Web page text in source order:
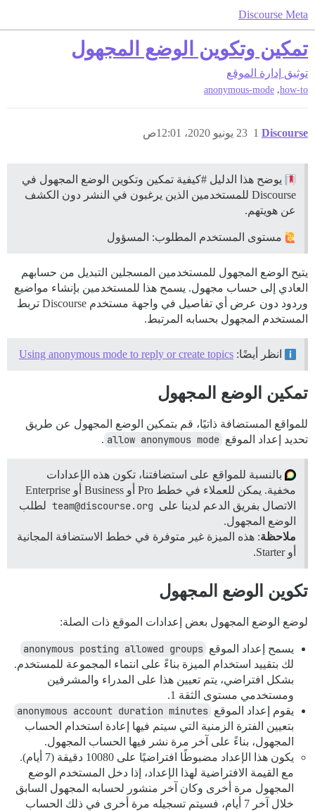
Discourse Meta
تمكين وتكوين الوضع المجهول
توثيق إدارة الموقع
how-to
,
anonymous-mode
Discourse 23 يونيو 2020، 12:01ص 1
يوضح هذا الدليل #كيفية تمكين وتكوين الوضع المجهول في
Discourse للمستخدمين الذين يرغبون في النشر دون الكشف
عن هويتهم.
مستوى المستخدم المطلوب: المسؤول
يتيح الوضع المجهول للمستخدمين المسجلين التبديل من حسابهم
العادي إلى حساب مجهول. يسمح هذا للمستخدمين بإنشاء مواضيع
وردود دون عرض أي تفاصيل في واجهة مستخدم Discourse تربط
المستخدم المجهول بحسابه المرتبط.
انظر أيضًا: Using anonymous mode to reply or create topics
تمكين الوضع المجهول
للمواقع المستضافة ذاتيًا، قم بتمكين الوضع المجهول عن طريق
تحديد إعداد الموقع allow anonymous mode
.
بالنسبة للمواقع على استضافتنا، تكون هذه الإعدادات
مخفية. يمكن للعملاء في خطط Pro أو Business أو Enterprise
الاتصال بفريق الدعم لدينا على team@discourse.org لطلب
الوضع المجهول.
ملاحظة: هذه الميزة غير متوفرة في خطط الاستضافة المجانية
أو Starter.
تكوين الوضع المجهول
لوضع الوضع المجهول بعض إعدادات الموقع ذات الصلة:
يسمح إعداد الموقع anonymous posting allowed groups
لك بتقييد استخدام الميزة بناءً على انتماء المجموعة للمستخدم.
بشكل افتراضي، يتم تعيين هذا على المدراء والمشرفين
ومستخدمي مستوى الثقة 1.
يقوم إعداد الموقع anonymous account duration minutes
بتعيين الفترة الزمنية التي سيتم فيها إعادة استخدام الحساب
المجهول، بناءً على آخر مرة نشر فيها الحساب المجهول.
يكون هذا الإعداد مضبوطًا افتراضيًا على 10080 دقيقة (7 أيام).
مع القيمة الافتراضية لهذا الإعداد، إذا دخل المستخدم الوضع
المجهول مرة أخرى وكان آخر منشور لحسابه المجهول السابق
خلال آخر 7 أيام، فسيتم تسجيله مرة أخرى في ذلك الحساب